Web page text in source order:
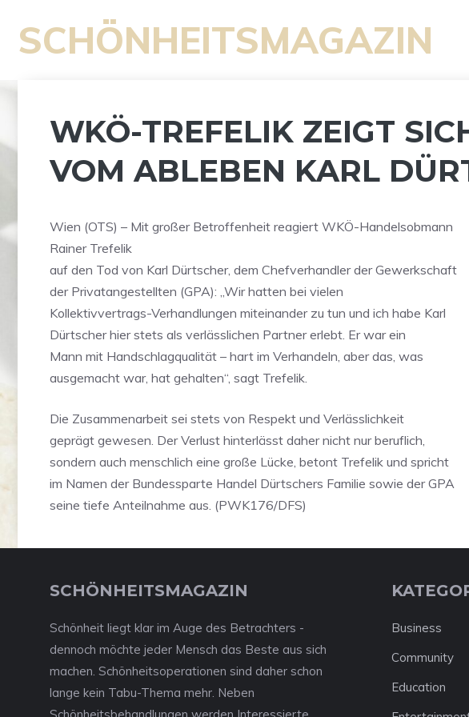
Inhalt
springen
SCHÖNHEITSMAGAZIN
WKÖ-TREFELIK ZEIGT
VOM ABLEBEN KARL
Wien (OTS) – Mit großer Betroffenheit reagiert WKÖ-Handelsobmann
Rainer Trefelik
auf den Tod von Karl Dürtscher, dem Chefverhandler der Gewerkschaft
der Privatangestellten (GPA): „Wir hatten bei vielen
Kollektivvertrags-Verhandlungen miteinander zu tun und ich habe Karl
Dürtscher hier stets als verlässlichen Partner erlebt. Er war ein
Mann mit Handschlagqualität – hart im Verhandeln, aber das, was
ausgemacht war, hat gehalten“, sagt Trefelik.
Die Zusammenarbeit sei stets von Respekt und Verlässlichkeit
geprägt gewesen. Der Verlust hinterlässt daher nicht nur beruflich,
sondern auch menschlich eine große Lücke, betont Trefelik und spricht
im Namen der Bundessparte Handel Dürtschers Familie sowie der GPA
seine tiefe Anteilnahme aus. (PWK176/DFS)
SCHÖNHEITSMAGAZIN
Schönheit liegt klar im Auge des Betrachters -
dennoch möchte jeder Mensch das Beste aus sich
machen. Schönheitsoperationen sind daher schon
lange kein Tabu-Thema mehr. Neben
Business
Community
Education